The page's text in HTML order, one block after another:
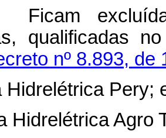
Ficam
qualificadas
nº 8.893, de
Hidrelétrica Pery;
Hidrelétrica Agro